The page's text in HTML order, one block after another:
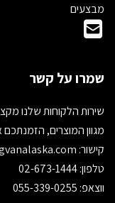
מבצעים
שמרו על קשר
שירות הלקוחות שלנו
מגוון המוצרים,
קישור:
טלפון: 02-673-1444
ווצאפ: 055-339-0255